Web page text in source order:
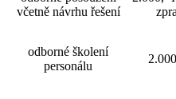
včetně návrhu řešení
odborné školení
personálu